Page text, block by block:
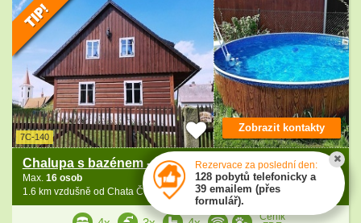
7C-140
Chalupa s bazénem - u hradu Kost - Český ráj
Libošovice mapa
Max. 16 osob
1.6 km vzdušně od Chata Český ráj - hrad Kost - Vyskeř - Troskovice
Zobrazit kontakty
Ceník
Rezervace za poslední den:
128 pobytů telefonicky a
39 emailem (přes
formulář).